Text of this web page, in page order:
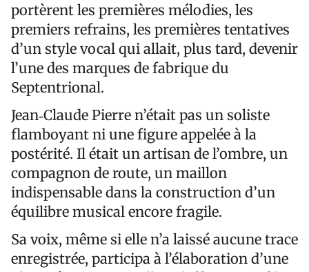
portèrent les premières mélodies, les
premiers refrains, les premières tentatives
d’un style vocal qui allait, plus tard, devenir
l’une des marques de fabrique du
Septentrional.
Jean‑Claude Pierre n’était pas un soliste
flamboyant ni une figure appelée à la
postérité. Il était un artisan de l’ombre, un
compagnon de route, un maillon
indispensable dans la construction d’un
équilibre musical encore fragile.
Sa voix, même si elle n’a laissé aucune trace
enregistrée, participa à l’élaboration d’une